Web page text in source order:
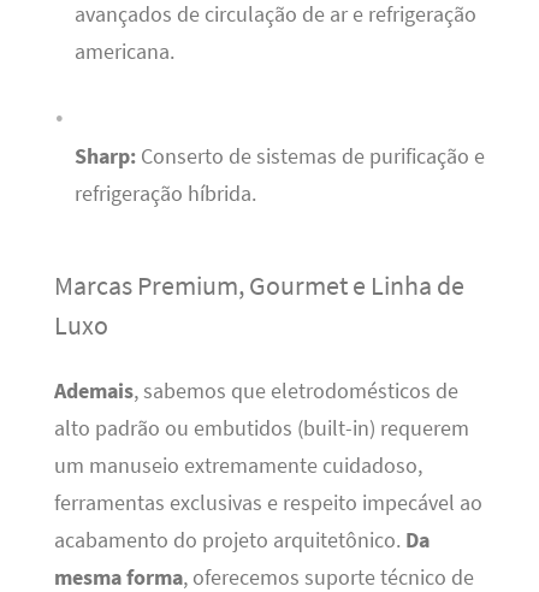
avançados de circulação de ar e refrigeração
americana.
Sharp:Conserto de sistemas de purificação e
refrigeração híbrida.
Marcas Premium, Gourmet e Linha de
Luxo
Ademais, sabemos que eletrodomésticos de
alto padrão ou embutidos (built-in) requerem
um manuseio extremamente cuidadoso,
ferramentas exclusivas e respeito impecável ao
acabamento do projeto arquitetônico. Da
mesma forma, oferecemos suporte técnico de